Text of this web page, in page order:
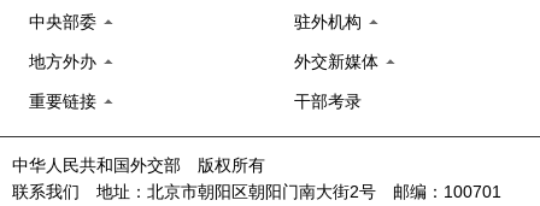
中央部委 驻外机构
地方外办 外交新媒体
重要链接 干部考录
中华人民共和国外交部 版权所有
联系我们 地址：北京市朝阳区朝阳门南大街2号 邮编：100701